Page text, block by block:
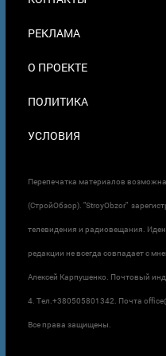
В
РЕКЛАМА
О ПРОЕКТЕ
ПОЛИТИКА
УСЛОВИЯ
Перепечатка материалов
(СтройОбзор). "StroyObzor"
телевидения и радиовещания.
редакции не всегда совпадает с
Алексей Карпушенко. Почтовый
4. Тел.+380505801342. Почта
Все права защищены.